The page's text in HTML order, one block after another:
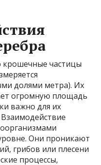
крошечные частицы
долями метра). Их
огромную площадь
важно для их
Они проникают
грибов или плесени
процессы,